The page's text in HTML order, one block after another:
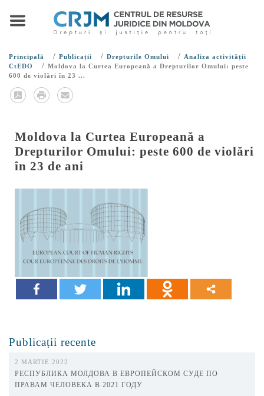
Principală / Publicații / Drepturile Omului / Analiza activității
CtEDO
/ Moldova la Curtea Europeană a Drepturilor Omului: peste
600 de violări în 23 ...
Moldova la Curtea Europeană a
Drepturilor Omului: peste 600 de violări
în 23 de ani
Publicații recente
2 MARTIE 2022
РЕСПУБЛИКА МОЛДОВА В ЕВРОПЕЙСКОМ СУДЕ ПО
ПРАВАМ ЧЕЛОВЕКА В 2021 ГОДУ